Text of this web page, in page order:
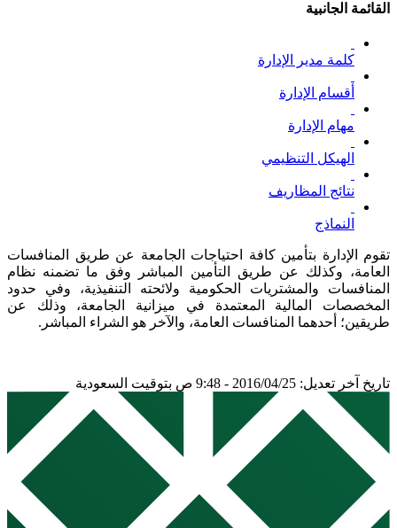
القائمة الجانبية
كلمة مدير الإدارة
أقسام الإدارة
مهام الإدارة
الهيكل التنظيمي
نتائج المظاريف
النماذج
تقوم الإدارة بتأمين كافة احتياجات الجامعة عن طريق المنافسات
العامة، وكذلك عن طريق التأمين المباشر وفق ما تضمنه نظام
المنافسات والمشتريات الحكومية ولائحته التنفيذية، وفي حدود
المخصصات المالية المعتمدة في ميزانية الجامعة، وذلك عن
طريقين؛ أحدهما المنافسات العامة، والآخر هو الشراء المباشر.
تاريخ آخر تعديل: 2016/04/25 - 9:48 ص بتوقيت السعودية